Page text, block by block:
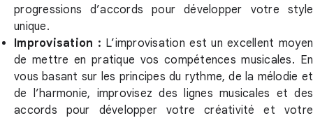
progressions d’accords pour développer votre style
unique.
Improvisation : L’improvisation est un excellent moyen
de mettre en pratique vos compétences musicales. En
vous basant sur les principes du rythme, de la mélodie et
de l’harmonie, improvisez des lignes musicales et des
accords pour développer votre créativité et votre